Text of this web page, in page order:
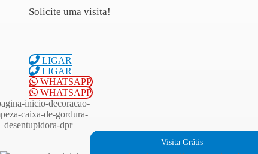
Solicite uma visita!
LIGAR
LIGAR
WHATSAPP
WHATSAPP
Visita Grátis